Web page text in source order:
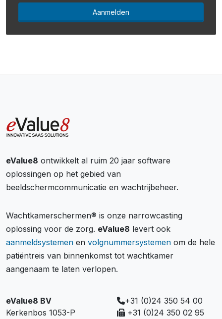
Aanmelden
eValue8 ontwikkelt al ruim 20 jaar software
oplossingen op het gebied van
beeldschermcommunicatie en wachtrijbeheer.
Wachtkamerschermen® is onze narrowcasting
oplossing voor de zorg. eValue8 levert ook
aanmeldsystemen en volgnummersystemen om de hele
patiëntreis van binnenkomst tot wachtkamer
aangenaam te laten verlopen.
eValue8 BV
Kerkenbos 1053-P
+31 (0)24 350 54 00
+31 (0)24 350 02 95